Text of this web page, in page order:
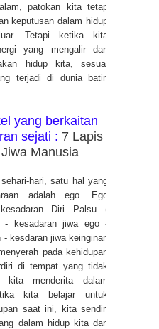
patokan kita tetap
keputusan dalam hidup
Tetapi ketika kita
yang mengalir dari
hidup kita, sesuai
terjadi di dunia batin
yang berkaitan
sejati : 7 Lapis
Manusia
hari, satu hal yang
adalah ego. Ego
Diri Palsu (
- kesadaran jiwa ego -
- kesdaran jiwa keinginan
pada kehidupan
di tempat yang tidak
kita menderita dalam
kita belajar untuk
saat ini, kita sendiri
dalam hidup kita dan